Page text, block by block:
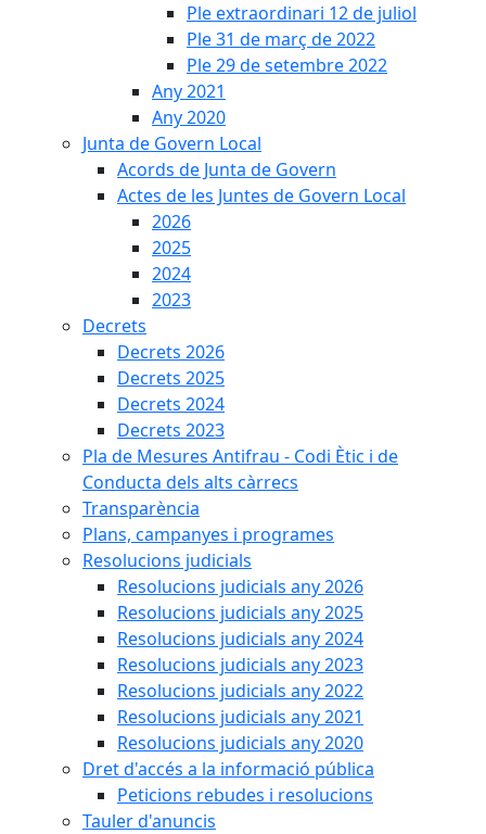
Ple extraordinari 12 de juliol
Ple 31 de març de 2022
Ple 29 de setembre 2022
Any 2021
Any 2020
Junta de Govern Local
Acords de Junta de Govern
Actes de les Juntes de Govern Local
2026
2025
2024
2023
Decrets
Decrets 2026
Decrets 2025
Decrets 2024
Decrets 2023
Pla de Mesures Antifrau - Codi Ètic i de
Conducta dels alts càrrecs
Transparència
Plans, campanyes i programes
Resolucions judicials
Resolucions judicials any 2026
Resolucions judicials any 2025
Resolucions judicials any 2024
Resolucions judicials any 2023
Resolucions judicials any 2022
Resolucions judicials any 2021
Resolucions judicials any 2020
Dret d'accés a la informació pública
Peticions rebudes i resolucions
Tauler d'anuncis